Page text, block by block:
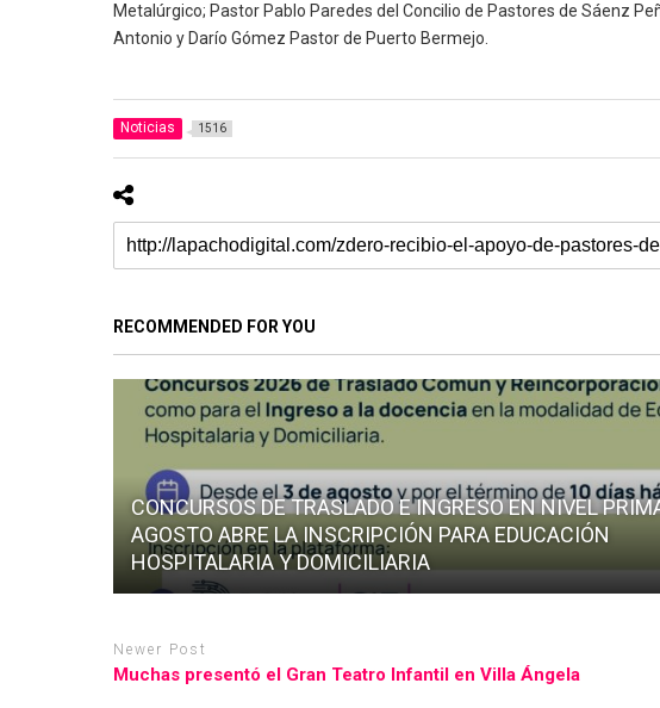
Metalúrgico; Pastor Pablo Paredes del Concilio de Pastores de Sáenz
Antonio y Darío Gómez Pastor de Puerto Bermejo.
Noticias 1516
RECOMMENDED FOR YOU
CONCURSOS DE TRASLADO E INGRESO EN NIVEL
AGOSTO ABRE LA INSCRIPCIÓN PARA EDUCACIÓN
HOSPITALARIA Y DOMICILIARIA
Newer Post
Muchas presentó el Gran Teatro Infantil en Villa Ángela